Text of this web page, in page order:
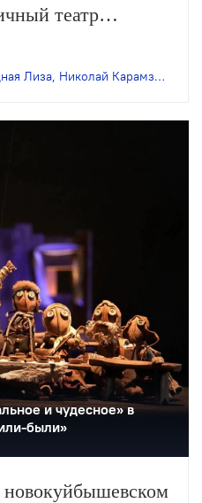
театр
господина
покажут
Лиза, Николай Карамзин
и чудесное» в
были»
новокуйбышевском